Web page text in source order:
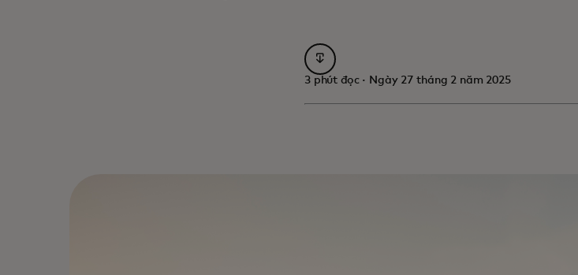
opens in a new tab
3 phút đọc · Ngày 27 tháng 2 năm 2025